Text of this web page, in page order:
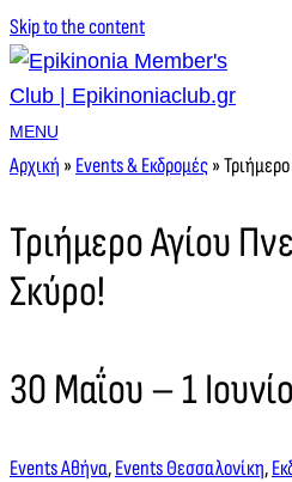
Skip to the content
MENU
Αρχική »Events & Εκδρομές»
Τριήμερο Αγίου
Σκύρο!
30 Μαΐου – 1
Events Αθήνα,Events Θεσσαλονίκη,